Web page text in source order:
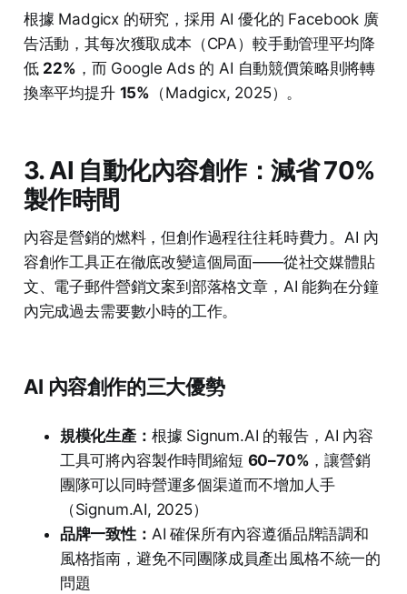
根據 Madgicx 的研究，採用 AI 優化的 Facebook 廣
告活動，其每次獲取成本（CPA）較手動管理平均降
低 22% ，而 Google Ads 的 AI 自動競價策略則將轉
換率平均提升 15% （Madgicx, 2025）。
3. AI 自動化內容創作：減省 70%
製作時間
內容是營銷的燃料，但創作過程往往耗時費力。AI 內
容創作工具正在徹底改變這個局面——從社交媒體貼
文、電子郵件營銷文案到部落格文章，AI 能夠在分鐘
內完成過去需要數小時的工作。
AI 內容創作的三大優勢
規模化生產： 根據 Signum.AI 的報告，AI 內容
工具可將內容製作時間縮短 60–70% ，讓營銷
團隊可以同時營運多個渠道而不增加人手
（Signum.AI, 2025）
品牌一致性： AI 確保所有內容遵循品牌語調和
風格指南，避免不同團隊成員產出風格不統一的
問題